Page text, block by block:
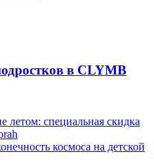
в CLYMB
специальная скидка
космоса на детской